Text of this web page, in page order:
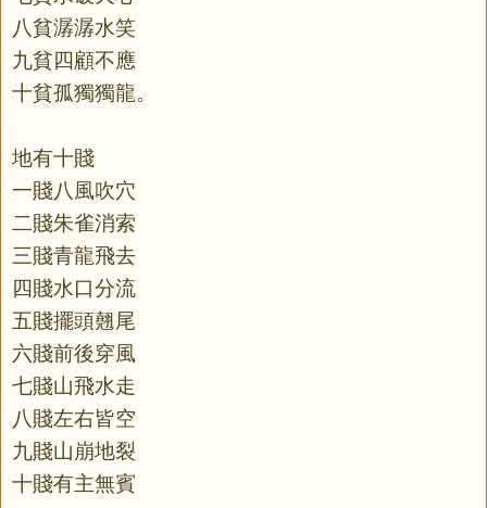
八貧潺潺水笑
九貧四顧不應
十貧孤獨獨龍。
地有十賤
一賤八風吹穴
二賤朱雀消索
三賤青龍飛去
四賤水口分流
五賤擺頭翹尾
六賤前後穿風
七賤山飛水走
八賤左右皆空
九賤山崩地裂
十賤有主無賓